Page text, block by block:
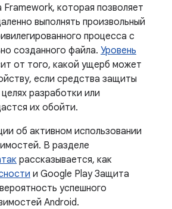
Framework, которая позволяет
выполнять произвольный
процесса с
созданного файла. Уровень
от того, какой ущерб может
если средства защиты
разработки или
их обойти.
об активном использовании
В разделе
рассказывается, как
и Google Play Защита
успешного
Android.